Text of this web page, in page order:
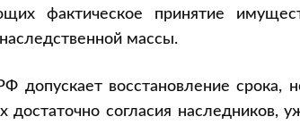
фактическое принятие
массы.
допускает восстановление срока,
достаточно согласия наследников,